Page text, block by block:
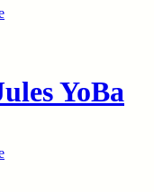
YoBa